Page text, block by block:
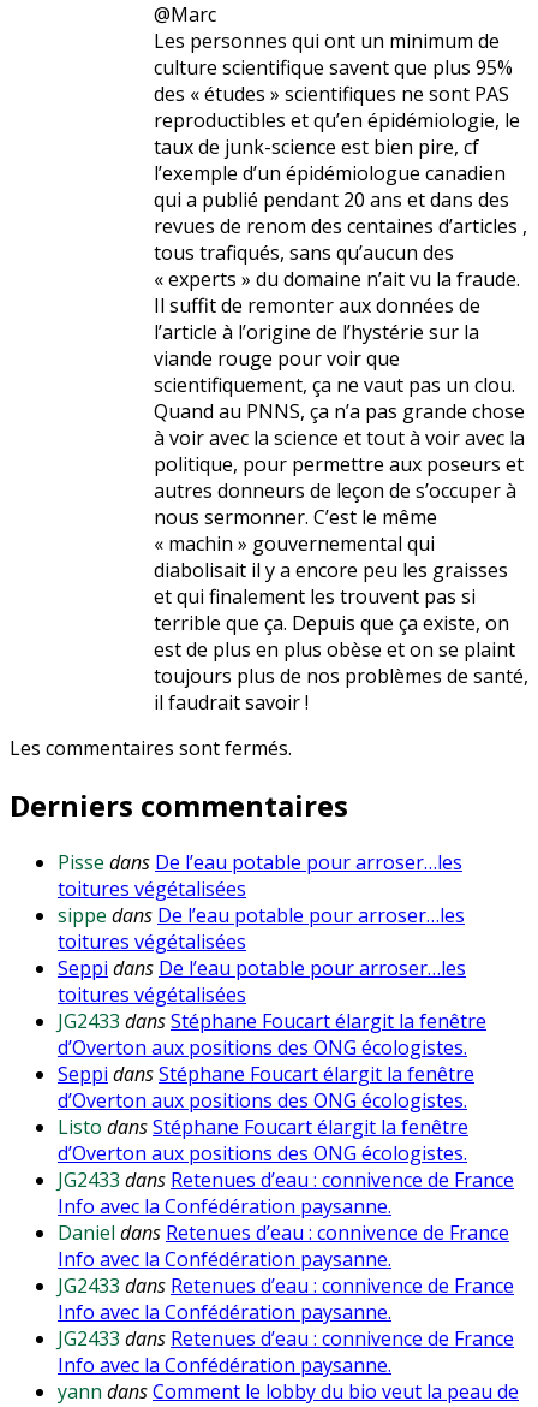
@Marc
Les personnes qui ont un minimum de
culture scientifique savent que plus 95%
des « études » scientifiques ne sont PAS
reproductibles et qu’en épidémiologie, le
taux de junk-science est bien pire, cf
l’exemple d’un épidémiologue canadien
qui a publié pendant 20 ans et dans des
revues de renom des centaines d’articles ,
tous trafiqués, sans qu’aucun des
« experts » du domaine n’ait vu la fraude.
Il suffit de remonter aux données de
l’article à l’origine de l’hystérie sur la
viande rouge pour voir que
scientifiquement, ça ne vaut pas un clou.
Quand au PNNS, ça n’a pas grande chose
à voir avec la science et tout à voir avec la
politique, pour permettre aux poseurs et
autres donneurs de leçon de s’occuper à
nous sermonner. C’est le même
« machin » gouvernemental qui
diabolisait il y a encore peu les graisses
et qui finalement les trouvent pas si
terrible que ça. Depuis que ça existe, on
est de plus en plus obèse et on se plaint
toujours plus de nos problèmes de santé,
il faudrait savoir !
Les commentaires sont fermés.
Derniers commentaires
Pisse dans De l’eau potable pour arroser…les
toitures végétalisées
sippe dans De l’eau potable pour arroser…les
toitures végétalisées
Seppi dans De l’eau potable pour arroser…les
toitures végétalisées
JG2433 dansStéphane Foucart élargit la fenêtre
d’Overton aux positions des ONG écologistes.
Seppi dansStéphane Foucart élargit la fenêtre
d’Overton aux positions des ONG écologistes.
Listo dansStéphane Foucart élargit la fenêtre
d’Overton aux positions des ONG écologistes.
JG2433 dans Retenues d’eau : connivence de France
Info avec la Confédération paysanne.
Daniel dans Retenues d’eau : connivence de France
Info avec la Confédération paysanne.
JG2433 dans Retenues d’eau : connivence de France
Info avec la Confédération paysanne.
JG2433 dans Retenues d’eau : connivence de France
Info avec la Confédération paysanne.
yann dansComment le lobby du bio veut la peau de